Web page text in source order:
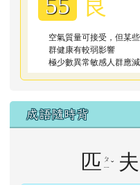
55
空氣質量可接受，但某
群健康有較弱影響
極少數異常敏感人群應
成語隨時背
匹 ㄆ
ㄧˇ 夫